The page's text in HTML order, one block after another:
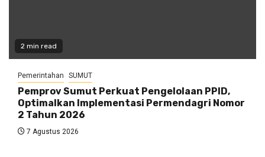
2 min read
Pemerintahan SUMUT
Pemprov Sumut Perkuat Pengelolaan PPID,
Optimalkan Implementasi Permendagri Nomor
2 Tahun 2026
7 Agustus 2026